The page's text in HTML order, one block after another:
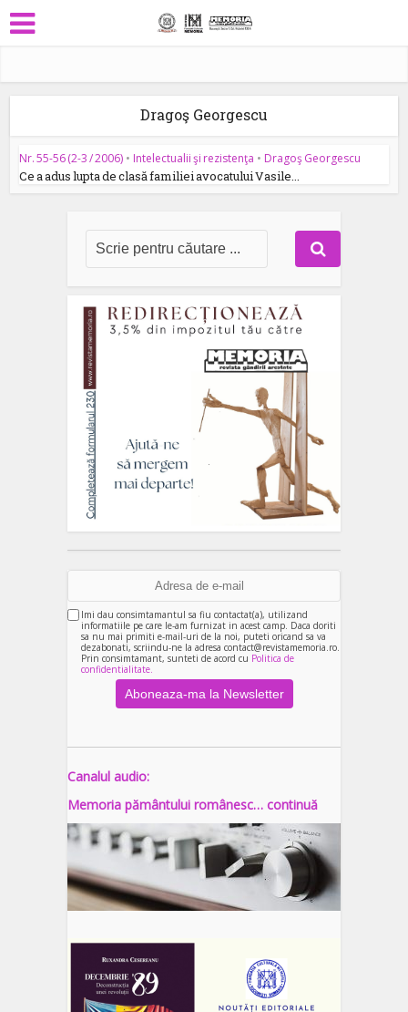
Dragoş Georgescu
Nr. 55-56 (2-3 / 2006) • Intelectualii şi rezistenţa • Dragoş Georgescu
Ce a adus lupta de clasă familiei avocatului Vasile...
Imi dau consimtamantul sa fiu contactat(a), utilizand
informatiile pe care le-am furnizat in acest camp. Daca doriti
sa nu mai primiti e-mail-uri de la noi, puteti oricand sa va
dezabonati, scriindu-ne la adresa contact@revistamemoria.ro.
Prin consimtamant, sunteti de acord cu Politica de
confidentialitate.
Canalul audio:
Memoria pământului românesc… continuă